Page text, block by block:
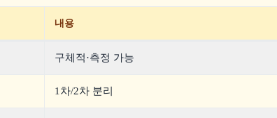
내용
구체적·측정 가능
1차/2차 분리